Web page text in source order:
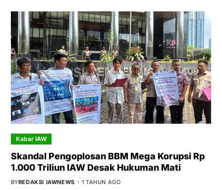
Kabar IAW
Skandal Pengoplosan BBM Mega Korupsi Rp
1.000 Triliun IAW Desak Hukuman Mati
BYREDAKSI IAWNEWS 1 TAHUN AGO